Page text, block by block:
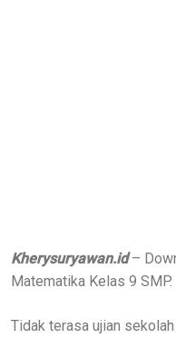
Kherysuryawan.id–
Matematika Kelas 9 SMP.
Tidak terasa ujian